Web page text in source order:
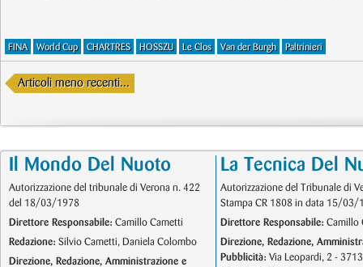
FINA World Cup CHARTRES HOSSZU Le Clos Van der Burgh Paltrinieri
Articoli meno recenti...
Il Mondo Del Nuoto
Autorizzazione del tribunale di Verona n. 422
del 18/03/1978
Direttore Responsabile: Camillo Cametti
Redazione: Silvio Cametti, Daniela Colombo
Direzione, Redazione, Amministrazione e
La Tecnica Del
Autorizzazione del Tribunale di
Stampa CR 1808 in data 15/03/
Direttore Responsabile: Camillo
Direzione, Redazione,
Pubblicità: Via Leopardi, 2 -